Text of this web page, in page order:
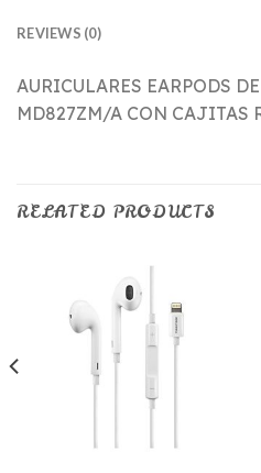
REVIEWS (0)
AURICULARES EARPODS
MD827ZM/A CON CAJITAS
RELATED PRODUCTS